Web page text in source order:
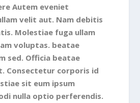
Autem eveniet
velit aut. Nam debitis
Molestiae fuga ullam
voluptas. beatae
sed. Officia beatae
Consectetur corporis id
sit eum ipsum
nulla optio perferendis.